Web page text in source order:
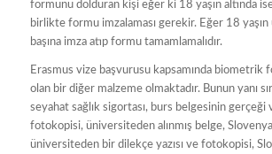
formunu dolduran kişi eğer ki 18 yaşın altında
birlikte formu imzalaması gerekir. Eğer 18
başına imza atıp formu tamamlamalıdır.
Erasmus vize başvurusu kapsamında biometrik
olan bir diğer malzeme olmaktadır. Bunun yanı
seyahat sağlık sigortası, burs belgesinin gerçeği
fotokopisi, üniversiteden alınmış belge,
üniversiteden bir dilekçe yazısı ve fotokopisi,